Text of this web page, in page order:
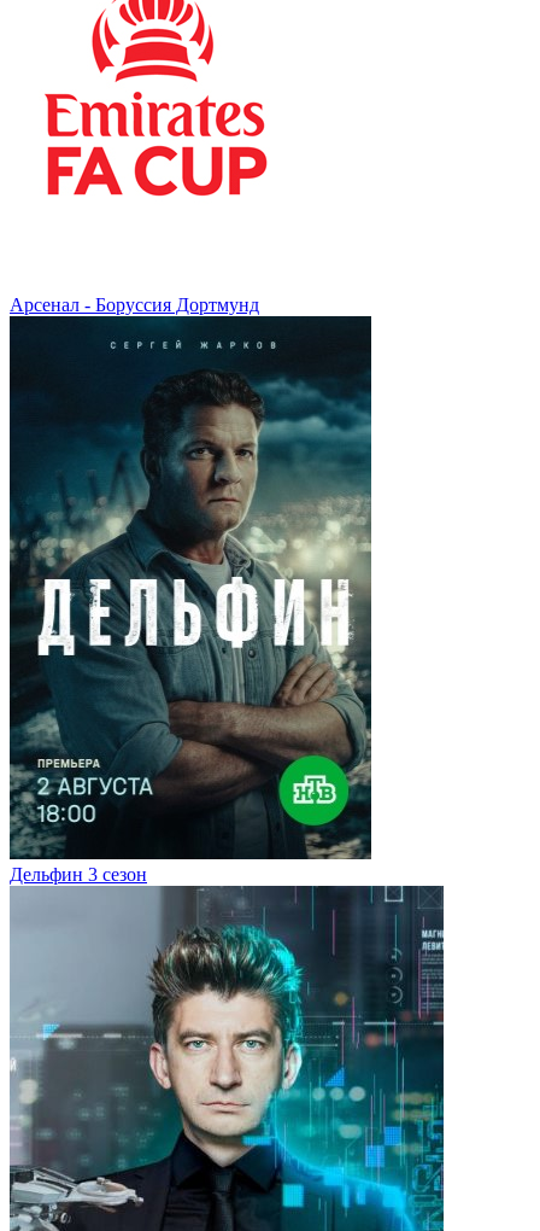
Арсенал - Боруссия Дортмунд
Дельфин 3 сезон